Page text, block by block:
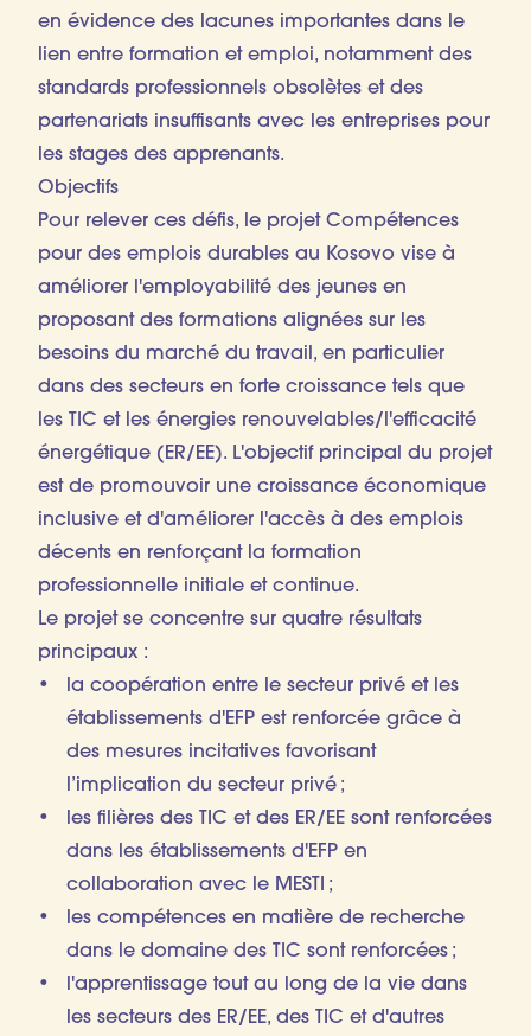
en évidence des lacunes importantes dans le
lien entre formation et emploi, notamment des
standards professionnels obsolètes et des
partenariats insuffisants avec les entreprises pour
les stages des apprenants.
Objectifs
Pour relever ces défis, le projet Compétences
pour des emplois durables au Kosovo vise à
améliorer l'employabilité des jeunes en
proposant des formations alignées sur les
besoins du marché du travail, en particulier
dans des secteurs en forte croissance tels que
les TIC et les énergies renouvelables/l'efficacité
énergétique (ER/EE). L'objectif principal du projet
est de promouvoir une croissance économique
inclusive et d'améliorer l'accès à des emplois
décents en renforçant la formation
professionnelle initiale et continue.
Le projet se concentre sur quatre résultats
principaux :
la coopération entre le secteur privé et les
établissements d'EFP est renforcée grâce à
des mesures incitatives favorisant
l’implication du secteur privé ;
les filières des TIC et des ER/EE sont renforcées
dans les établissements d'EFP en
collaboration avec le MESTI ;
les compétences en matière de recherche
dans le domaine des TIC sont renforcées ;
l'apprentissage tout au long de la vie dans
les secteurs des ER/EE, des TIC et d'autres